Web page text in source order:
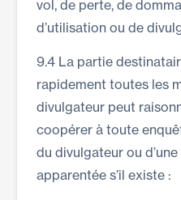
vol, de perte, de
d’utilisation ou de
9.4 La partie
rapidement toutes les
divulgateur peut
coopérer à toute
du divulgateur ou
apparentée s’il existe :